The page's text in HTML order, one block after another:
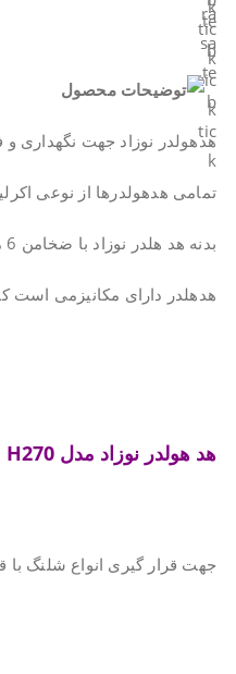
هدهولدر نوزاد جهت نگهداری
تمامی هدهولدرها از نوعی
بدنه هد هلدر نوزاد با ضخامن 6 میلیمتر وزنی را ایجاد نموده که دستگاه به سادگی با حرکت نوزاد جابجا نمی شود.
هدهلدر دارای مکانیزمی است
هد هولدر نوزاد مدل H270
جهت قرار گیری انواع شلنگ با قطرهای متفاوت، دارای 4 جایگاه ثابت